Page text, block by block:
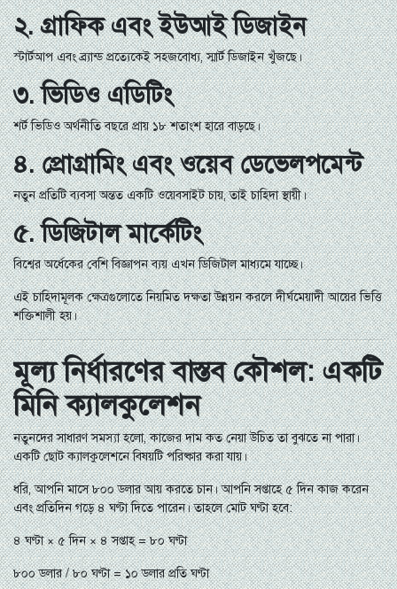
২. গ্রাফিক এবং ইউআই ডিজাইন
স্টার্টআপ এবং ব্র্যান্ড প্রত্যেকেই সহজবোধ্য, স্মার্ট ডিজাইন খুঁজছে।
৩. ভিডিও এডিটিং
শর্ট ভিডিও অর্থনীতি বছরে প্রায় ১৮ শতাংশ হারে বাড়ছে।
৪. প্রোগ্রামিং এবং ওয়েব ডেভেলপমেন্ট
নতুন প্রতিটি ব্যবসা অন্তত একটি ওয়েবসাইট চায়, তাই চাহিদা স্থায়ী।
৫. ডিজিটাল মার্কেটিং
বিশ্বের অর্ধেকের বেশি বিজ্ঞাপন ব্যয় এখন ডিজিটাল মাধ্যমে যাচ্ছে।
এই চাহিদামূলক ক্ষেত্রগুলোতে নিয়মিত দক্ষতা উন্নয়ন করলে দীর্ঘমেয়াদী আয়ের ভিত্তি
শক্তিশালী হয়।
মূল্য নির্ধারণের বাস্তব কৌশল: একটি
মিনি ক্যালকুলেশন
নতুনদের সাধারণ সমস্যা হলো, কাজের দাম কত নেয়া উচিত তা বুঝতে না পারা।
একটি ছোট ক্যালকুলেশনে বিষয়টি পরিষ্কার করা যায়।
ধরি, আপনি মাসে ৮০০ ডলার আয় করতে চান। আপনি সপ্তাহে ৫ দিন কাজ করেন
এবং প্রতিদিন গড়ে ৪ ঘণ্টা দিতে পারেন। তাহলে মোট ঘণ্টা হবে:
৪ ঘণ্টা × ৫ দিন × ৪ সপ্তাহ = ৮০ ঘণ্টা
৮০০ ডলার / ৮০ ঘণ্টা = ১০ ডলার প্রতি ঘণ্টা